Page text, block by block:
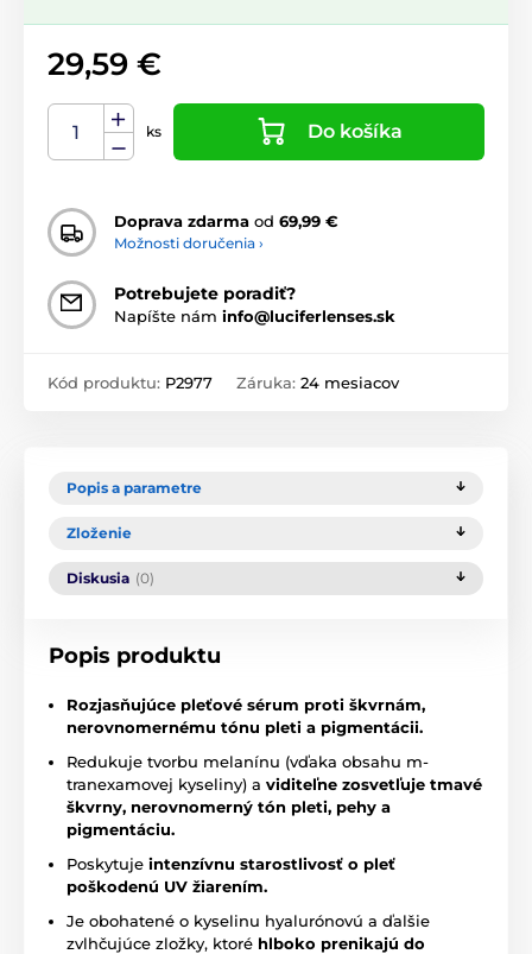
29,59 €
ks Do košíka
Doprava zdarma od 69,99 €
Možnosti doručenia ›
Potrebujete poradiť?
Napíšte nám info@luciferlenses.sk
Kód produktu: P2977 Záruka: 24 mesiacov
Popis a parametre
Zloženie
Diskusia (0)
Popis produktu
Rozjasňujúce pleťové sérum proti škvrnám,
nerovnomernému tónu pleti a pigmentácii.
Redukuje tvorbu melanínu (vďaka obsahu m-
tranexamovej kyseliny) a viditeľne zosvetľuje tmavé
škvrny, nerovnomerný tón pleti, pehy a
pigmentáciu.
Poskytuje intenzívnu starostlivosť o pleť
poškodenú UV žiarením.
Je obohatené o kyselinu hyalurónovú a ďalšie
zvlhčujúce zložky, ktoré hlboko prenikajú do